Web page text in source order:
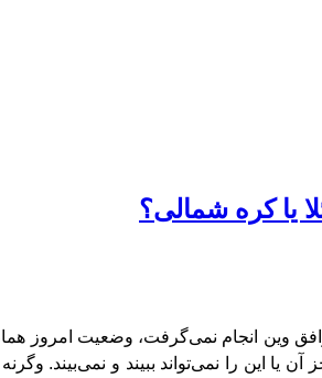
یا کره شمالی؟
وین انجام نمیگرفت، وضعیت امروز
یا این را نمیتواند ببیند و نمیبیند.